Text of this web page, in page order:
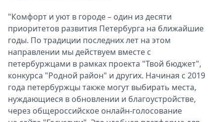
"Комфорт и уют в городе – один из десяти
приоритетов развития Петербурга на ближайшие
годы. По традиции последних лет на этом
направлении мы действуем вместе с
петербуржцами в рамках проекта "Твой бюджет",
конкурса "Родной район" и других. Начиная с 2019
года петербуржцы также могут выбирать места,
нуждающиеся в обновлении и благоустройстве,
через общероссийское онлайн-голосование